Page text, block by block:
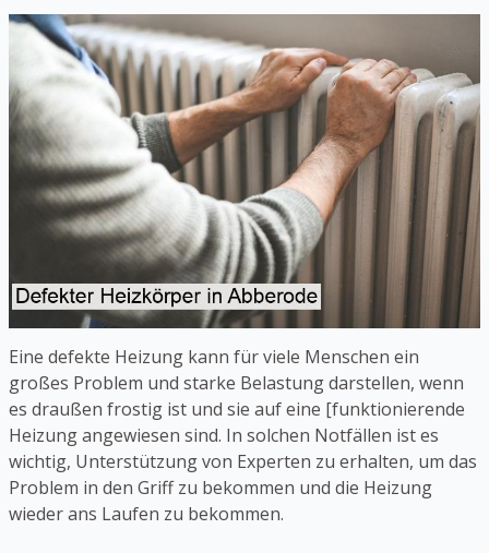
Eine defekte Heizung kann für viele Menschen ein
großes Problem und starke Belastung darstellen, wenn
es draußen frostig ist und sie auf eine [funktionierende
Heizung angewiesen sind. In solchen Notfällen ist es
wichtig, Unterstützung von Experten zu erhalten, um das
Problem in den Griff zu bekommen und die Heizung
wieder ans Laufen zu bekommen.